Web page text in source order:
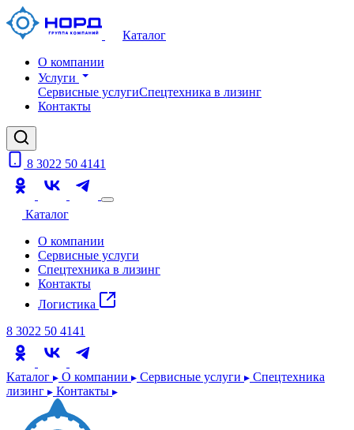
Каталог
О компании
Услуги
Сервисные услугиСпецтехника в лизинг
Контакты
8 3022 50 4141
Каталог
О компании
Сервисные услуги
Спецтехника в лизинг
Контакты
Логистика
8 3022 50 4141
Каталог О компании Сервисные услуги
Спецтехника
лизинг
Контакты